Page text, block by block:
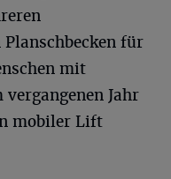
für
mit
Jahr
mobiler Lift